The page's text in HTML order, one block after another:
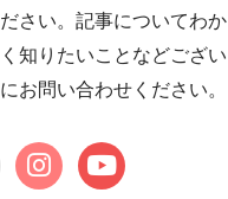
さい。記事についてわか
知りたいことなどござい
お問い合わせください。